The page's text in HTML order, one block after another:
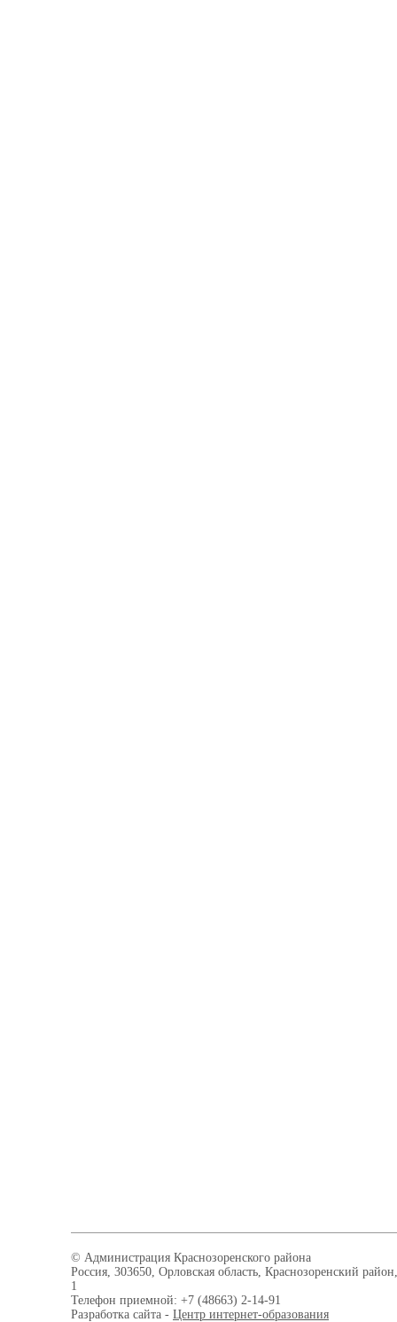
© Администрация Краснозоренского района
Россия, 303650, Орловская область, Краснозоренский
1
Телефон приемной: +7 (48663) 2-14-91
Разработка сайта - Центр интернет-образования